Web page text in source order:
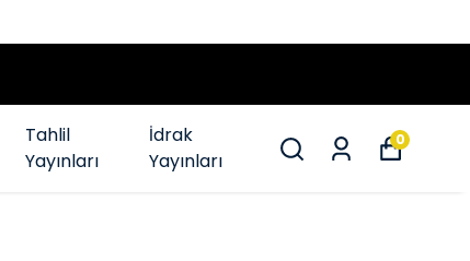
Tahlil
Yayınları
İdrak
Yayınları
0